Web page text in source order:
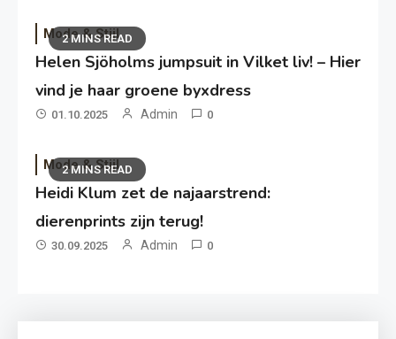
2 MINS READ
Mode & Stijl
Helen Sjöholms jumpsuit in Vilket liv! – Hier
vind je haar groene byxdress
01.10.2025 Admin 0
2 MINS READ
Mode & Stijl
Heidi Klum zet de najaarstrend:
dierenprints zijn terug!
30.09.2025 Admin 0